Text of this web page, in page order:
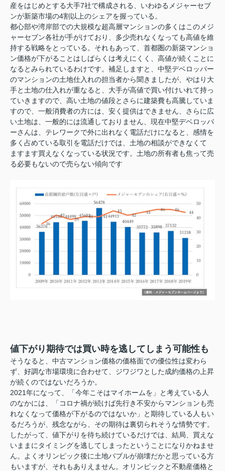
産をはじめとする大手7社で構成される、いわゆるメジャーセブ
ンが新築市場の4割以上のシェアを握っている。
都心部や湾岸部での大規模な超高層マンションの多くはこのメジ
ャーセブン各社が手がけており、多少売れなくなっても高値を維
持する戦略をとっている。それもあって、首都圏の新築マンショ
ン価格が下がることはしばらくは考えにくく、高値が続くことに
なるとみられているわけです。補足しますと、中堅デベロッパー
のマンションの土地仕入れの担当者から聞きましたが、やはり大
手と土地の仕入れが重なると、大手が高値で買い付けいれて持っ
ていきますので、高い土地の値段とさらに建築費も高騰していま
すので、一般消費者の方には、安く提供はできません、さらに広
い土地は、一般的には流通しておりません、現在中堅デベロッパ
ーさんは、テレワークで外に出れなく電話だけになると、感情を
多く占めている取引を電話だけでは、土地の相談ができなくて
ますます買えなくなっている状況です。土地の所有者も焦って売
る必要もないので売らない傾向です
値下がり期待では買い時を逃してしまう可能性も
そうなると、中古マンション価格の価格面での優位性は変わら
ず、好調な市場環境に合わせて、ジワジワとした成約価格の上昇
が続くのではないだろうか。
2021年になって、「今年こそはマイホームを」と考えている人
のなかには、「コロナ禍が続けば先行き不安からマンションも売
れなくなって価格が下がるのではないか」と期待している人もい
るだろうが、残念ながら、その期待は裏切られそうな情勢です。
したがって、値下がりを待ち続けているだけでは、結局、買えな
いままにタイミングを逃してしまったということになりかねませ
ん。よくオリンピック後に土地バブルが崩壊だかと思っている方
もいますが、それもありえません。オリンピックと不動産価格と